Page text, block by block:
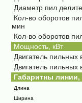
Диаметр пил
Кол-во оборотов
мин
Кол-во оборотов
Мощность, кВт
Двигатель пильных
Двигатель пильных
Габаритны
Длина
Ширина